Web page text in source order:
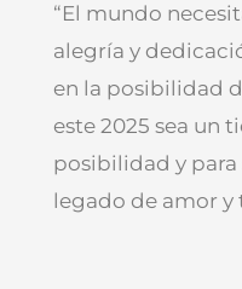
“El mundo
alegría y
en la posibilidad
este 2025 sea un
posibilidad y
legado de amor